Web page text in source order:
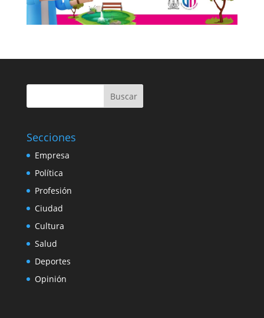
Buscar
Secciones
Empresa
Política
Profesión
Ciudad
Cultura
Salud
Deportes
Opinión